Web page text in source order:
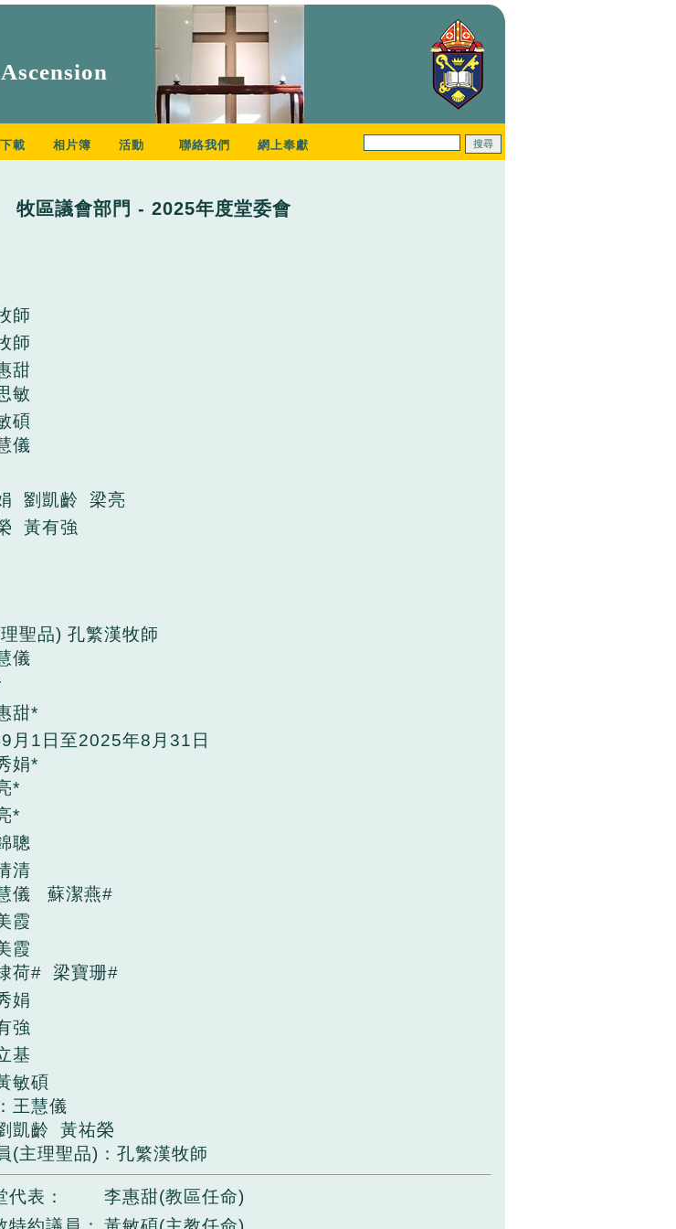
載 相片簿 活動 聯絡我們 網上奉獻
牧區議會部門 - 2025年度堂委會
師
師
甜
敏
碩
儀
劉凱齡 梁亮
黃有強
聖品) 孔繁漢牧師
儀
甜*
月1日至2025年8月31日
娟*
*
*
聰
清
儀 蘇潔燕#
霞
霞
荷# 梁寶珊#
娟
強
基
敏碩
王慧儀
凱齡 黃祐榮
(主理聖品)：孔繁漢牧師
表：
李惠甜(教區任命)